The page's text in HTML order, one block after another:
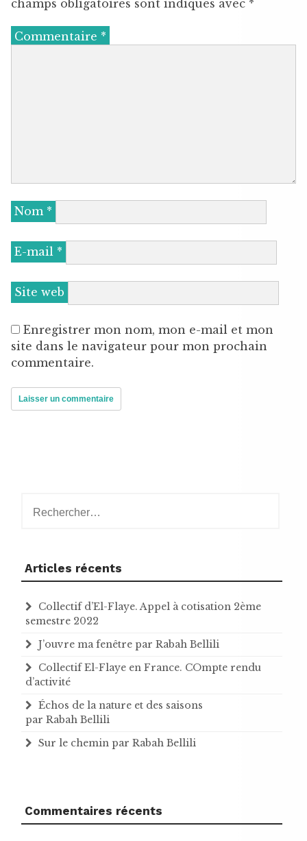
champs obligatoires sont indiqués avec *
Commentaire *
Nom *
E-mail *
Site web
Enregistrer mon nom, mon e-mail et mon
site dans le navigateur pour mon prochain
commentaire.
Articles récents
Collectif d’El-Flaye. Appel à cotisation 2ème
semestre 2022
J’ouvre ma fenêtre par Rabah Bellili
Collectif El-Flaye en France. COmpte rendu
d’activité
Échos de la nature et des saisons
par Rabah Bellili
Sur le chemin par Rabah Bellili
Commentaires récents